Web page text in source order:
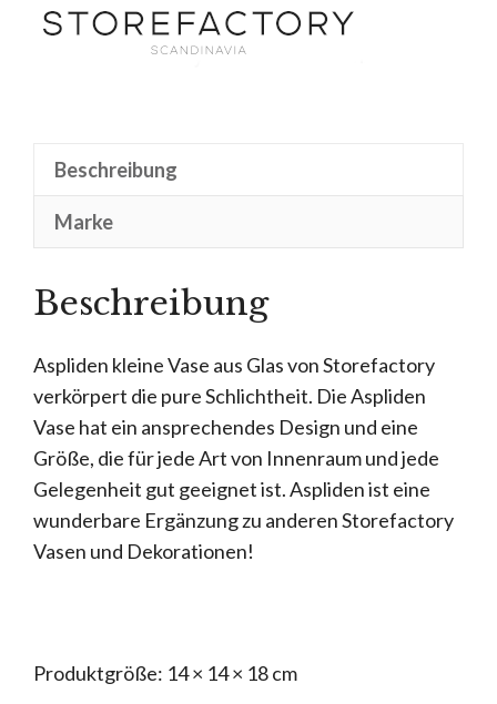
Beschreibung
Marke
Beschreibung
Aspliden kleine Vase aus Glas von Storefactory
verkörpert die pure Schlichtheit. Die Aspliden
Vase hat ein ansprechendes Design und eine
Größe, die für jede Art von Innenraum und jede
Gelegenheit gut geeignet ist. Aspliden ist eine
wunderbare Ergänzung zu anderen Storefactory
Vasen und Dekorationen!
Produktgröße: 14 × 14 × 18 cm